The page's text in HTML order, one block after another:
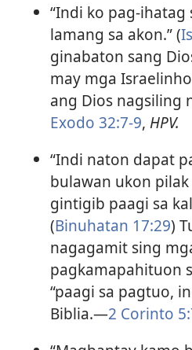
“Indi ko pag-
lamang sa akon.” (
ginabaton sang
may mga
ang Dios nagsiling
Exodo 32:​7-9, HPV.
“Indi naton dapat
bulawan ukon
gintigib paagi sa
(Binuhatan 17:29)
nagagamit sing
pagkamapahituon
“paagi sa pagtuo,
Biblia.​—2 Corinto